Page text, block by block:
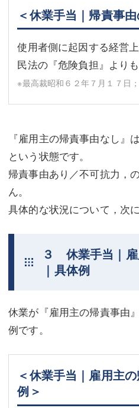
＜休業手当｜帰責事
使用者側に起因する経営
民法の『危険負担』より
※最高裁昭和６２年７月１７日
『雇用主の帰責事由なし』
という状態です。
帰責事由あり／不可抗力，
ん。
具体的な状況について，次
３ 休業手当｜雇
｜具体例
休業が『雇用主の帰責事由
例です。
＜休業手当｜雇用主
例＞